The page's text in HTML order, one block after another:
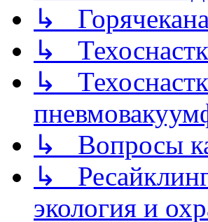
↳
↳
↳
↳ Вопросы
↳ Ресайклинг
экология и